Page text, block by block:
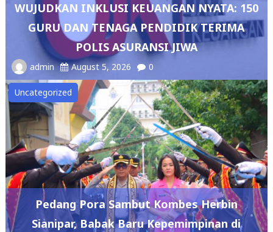
WUJUDKAN INKLUSI KEUANGAN NYATA: 150
GURU DAN TENAGA PENDIDIK TERIMA
POLIS ASURANSI JIWA
admin August 5, 2026 0
Uncategorized
Pedang Pora Sambut Kombes Herbin
Sianipar, Babak Baru Kepemimpinan di